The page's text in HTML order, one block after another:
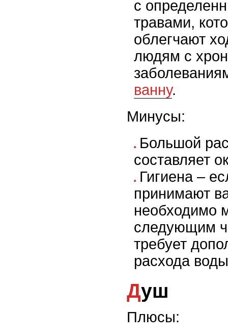
с
травами,
облегчают
людям с
ванну.
Минусы:
Большой
составляет
Гигиена –
принимают
необходимо
следующим
требует
расхода
Душ
Плюсы: